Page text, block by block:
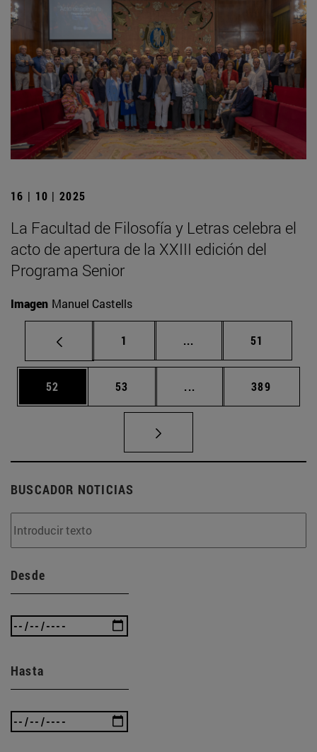
16 | 10 | 2025
La Facultad de Filosofía y Letras celebra el
acto de apertura de la XXIII edición del
Programa Senior
Imagen Manuel Castells
Página
1 ... Páginas intermedias
Página
51
Página
52 Página
53 ... Páginas intermedias
Página
389
BUSCADOR NOTICIAS
Desde
Hasta